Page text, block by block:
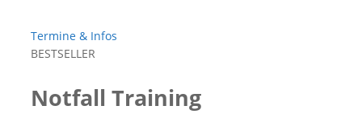
Termine & Infos
BESTSELLER
Notfall Training